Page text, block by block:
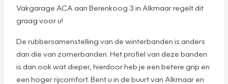
Vakgarage ACA aan Berenkoog 3 in Alkmaar regelt dit
graag voor u!
De rubbersamenstelling van de winterbanden is anders
dan die van zomerbanden. Het profiel van deze banden
is dan ook wat dieper, hierdoor heb je een betere grip en
een hoger rijcomfort. Bent u in de buurt van Alkmaar en